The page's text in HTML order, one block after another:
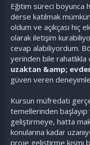
Eğitim süreci boyunca
derse katılmak
oldum ve açıkçası hiç
olarak iletişim
cevap alabiliyordum.
yerinden bile rahatlıkla
uzaktan &amp;
güven veren
Kursun müfredatı
temellerinden
geliştirmeye, hatta
konularına kadar
proje geliştirme kısmı